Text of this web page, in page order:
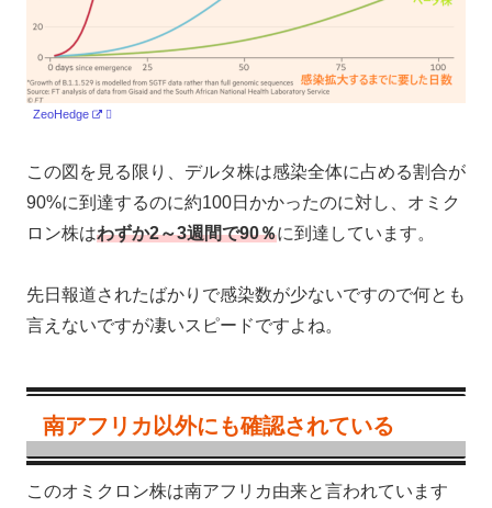
ZeoHedge
この図を見る限り、デルタ株は感染全体に占める割合が
90%に到達するのに約100日かかったのに対し、オミク
ロン株はわずか2～3週間で90％に到達しています。
先日報道されたばかりで感染数が少ないですので何とも
言えないですが凄いスピードですよね。
南アフリカ以外にも確認されている
このオミクロン株は南アフリカ由来と言われています